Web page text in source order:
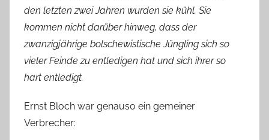
den letzten zwei Jahren wurden sie kühl. Sie
kommen nicht darüber hinweg, dass der
zwanzigjährige bolschewistische Jüngling sich so
vieler Feinde zu entledigen hat und sich ihrer so
hart entledigt.
Ernst Bloch war genauso ein gemeiner
Verbrecher: